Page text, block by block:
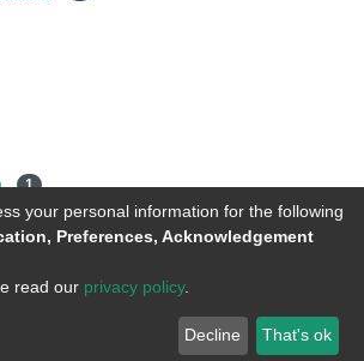
1
1 (current)
copyright © 2002-2026 LYRASIS
Send Feedback
your personal information for the following
Preferences, Acknowledgement
read our privacy policy.
Decline That's ok